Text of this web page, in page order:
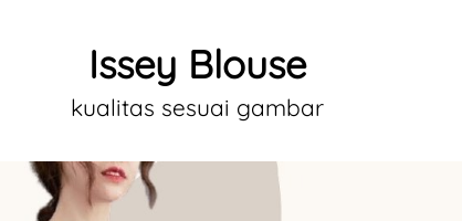
Issey Blouse
kualitas sesuai gambar